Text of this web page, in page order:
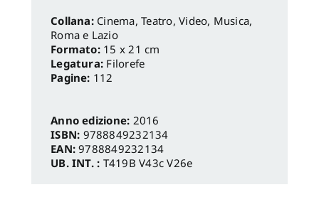
Cinema, Teatro, Video, Musica,
Roma e Lazio
Formato: 15 x 21 cm
Legatura: Filorefe
Pagine: 112
Anno edizione: 2016
ISBN: 9788849232134
EAN:9788849232134
UB. INT. : T419B V43c V26e